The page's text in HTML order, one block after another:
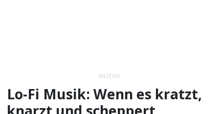
ANZEIGE
Lo-Fi Musik: Wenn es kratzt,